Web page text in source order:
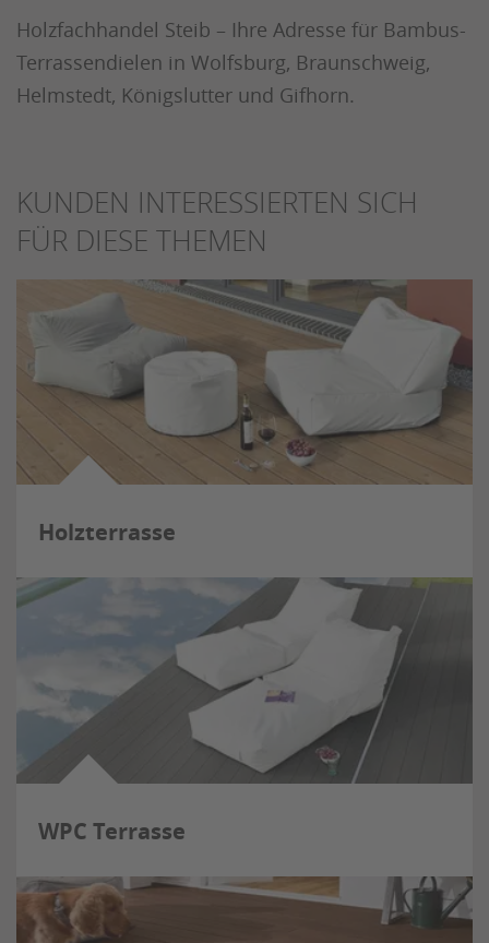
Holzfachhandel Steib – Ihre Adresse für Bambus-
Terrassendielen in Wolfsburg, Braunschweig,
Helmstedt, Königslutter und Gifhorn.
KUNDEN INTERESSIERTEN SICH
FÜR DIESE THEMEN
Holzterrasse
WPC Terrasse